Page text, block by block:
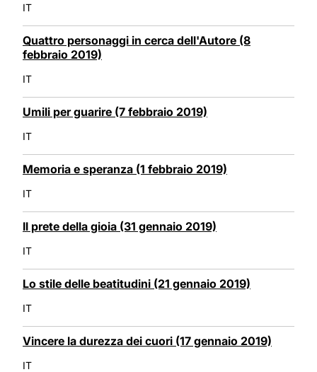
IT
Quattro personaggi in cerca dell'Autore (8
febbraio 2019)
IT
Umili per guarire (7 febbraio 2019)
IT
Memoria e speranza (1 febbraio 2019)
IT
Il prete della gioia (31 gennaio 2019)
IT
Lo stile delle beatitudini (21 gennaio 2019)
IT
Vincere la durezza dei cuori (17 gennaio 2019)
IT